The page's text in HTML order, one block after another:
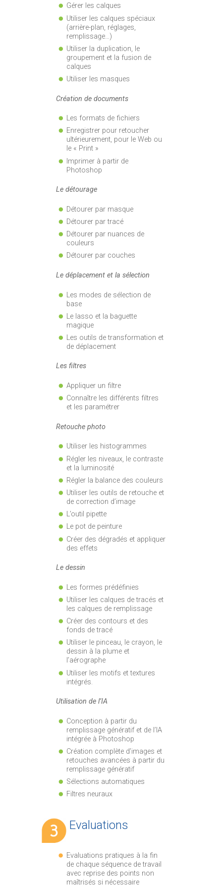
Gérer les calques
Utiliser les calques spéciaux
(arrière-plan, réglages,
remplissage…)
Utiliser la duplication, le
groupement et la fusion de
calques
Utiliser les masques
Création de documents
Les formats de fichiers
Enregistrer pour retoucher
ultérieurement, pour le Web ou
le « Print »
Imprimer à partir de
Photoshop
Le détourage
Détourer par masque
Détourer par tracé
Détourer par nuances de
couleurs
Détourer par couches
Le déplacement et la sélection
Les modes de sélection de
base
Le lasso et la baguette
magique
Les outils de transformation et
de déplacement
Les filtres
Appliquer un filtre
Connaître les différents filtres
et les paramétrer
Retouche photo
Utiliser les histogrammes
Régler les niveaux, le contraste
et la luminosité
Régler la balance des couleurs
Utiliser les outils de retouche et
de correction d’image
L’outil pipette
Le pot de peinture
Créer des dégradés et appliquer
des effets
Le dessin
Les formes prédéfinies
Utiliser les calques de tracés et
les calques de remplissage
Créer des contours et des
fonds de tracé
Utiliser le pinceau, le crayon, le
dessin à la plume et
l’aérographe
Utiliser les motifs et textures
intégrés.
Utilisation de l’IA
Conception à partir du
remplissage génératif et de l’IA
intégrée à Photoshop
Création complète d’images et
retouches avancées à partir du
remplissage génératif
Sélections automatiques
Filtres neuraux
Evaluations
Evaluations pratiques à la fin
de chaque séquence de travail
avec reprise des points non
maîtrisés si nécessaire